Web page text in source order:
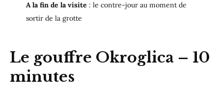
A la fin de la visite : le contre-jour au moment de
sortir de la grotte
Le gouffre Okroglica – 10
minutes